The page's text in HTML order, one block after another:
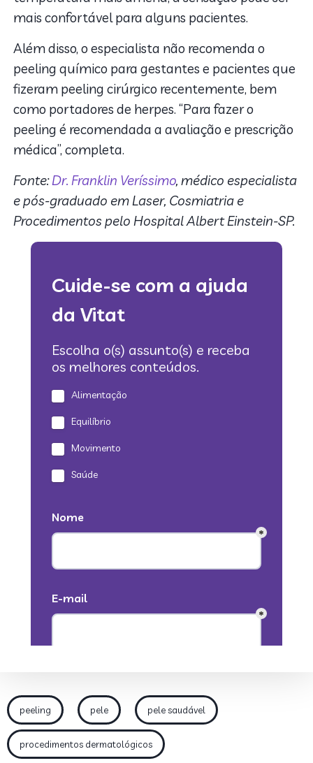
mais confortável para alguns pacientes.
Além disso, o especialista não recomenda o
peeling químico para gestantes e pacientes que
fizeram peeling cirúrgico recentemente, bem
como portadores de herpes. “Para fazer o
peeling é recomendada a avaliação e prescrição
médica”, completa.
Fonte:Dr. Franklin Veríssimo, médico especialista
e pós-graduado em Laser, Cosmiatria e
Procedimentos pelo Hospital Albert Einstein-SP.
peeling pele pele saudável
procedimentos dermatológicos